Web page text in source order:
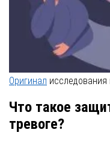
Оригинал исследования
Что такое
тревоге?